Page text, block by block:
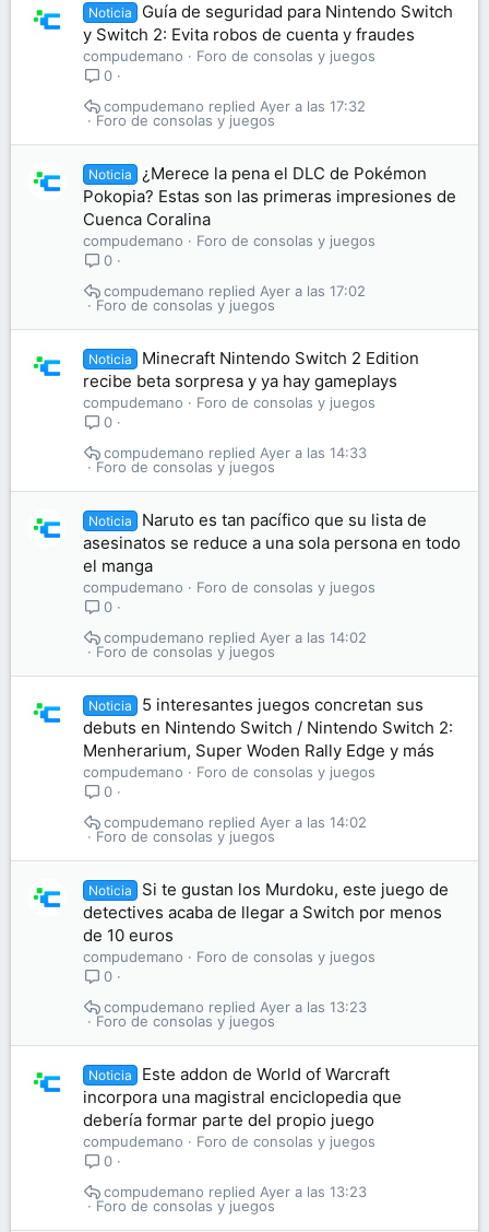
Noticia
Guía de seguridad para Nintendo Switch
y Switch 2: Evita robos de cuenta y fraudes
compudemano
Foro de consolas y juegos
0
Foro de consolas y juegos
Ayer a las 17:32
compudemano
Noticia
¿Merece la pena el DLC de Pokémon
Pokopia? Estas son las primeras impresiones de
Cuenca Coralina
compudemano
Foro de consolas y juegos
0
Foro de consolas y juegos
Ayer a las 17:02
compudemano
Noticia
Minecraft Nintendo Switch 2 Edition
recibe beta sorpresa y ya hay gameplays
compudemano
Foro de consolas y juegos
0
Foro de consolas y juegos
Ayer a las 14:33
compudemano
Noticia
Naruto es tan pacífico que su lista de
asesinatos se reduce a una sola persona en todo
el manga
compudemano
Foro de consolas y juegos
0
Foro de consolas y juegos
Ayer a las 14:02
compudemano
Noticia
5 interesantes juegos concretan sus
debuts en Nintendo Switch / Nintendo Switch 2:
Menherarium, Super Woden Rally Edge y más
compudemano
Foro de consolas y juegos
0
Foro de consolas y juegos
Ayer a las 14:02
compudemano
Noticia
Si te gustan los Murdoku, este juego de
detectives acaba de llegar a Switch por menos
de 10 euros
compudemano
Foro de consolas y juegos
0
Foro de consolas y juegos
Ayer a las 13:23
compudemano
Noticia
Este addon de World of Warcraft
incorpora una magistral enciclopedia que
debería formar parte del propio juego
compudemano
Foro de consolas y juegos
0
Foro de consolas y juegos
Ayer a las 13:23
compudemano